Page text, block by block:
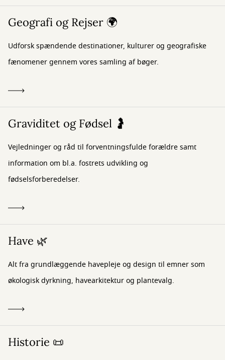
Geografi og Rejser 🌍
Udforsk spændende destinationer, kulturer og geografiske
fænomener gennem vores samling af bøger.
Graviditet og Fødsel 🤰
Vejledninger og råd til forventningsfulde forældre samt
information om bl.a. fostrets udvikling og
fødselsforberedelser.
Have 🌿
Alt fra grundlæggende havepleje og design til emner som
økologisk dyrkning, havearkitektur og plantevalg.
Historie 📜